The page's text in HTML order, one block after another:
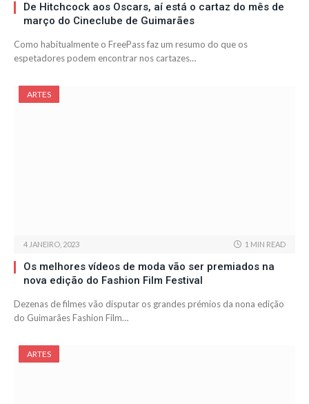
De Hitchcock aos Oscars, aí está o cartaz do mês de
março do Cineclube de Guimarães
Como habitualmente o FreePass faz um resumo do que os
espetadores podem encontrar nos cartazes…
ARTES
4 JANEIRO, 2023 1 MIN READ
Os melhores vídeos de moda vão ser premiados na
nova edição do Fashion Film Festival
Dezenas de filmes vão disputar os grandes prémios da nona edição
do Guimarães Fashion Film…
ARTES